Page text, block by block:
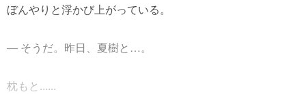
ぼんやりと浮かび上がっている。
― そうだ。昨日、夏樹と…。
枕もと......